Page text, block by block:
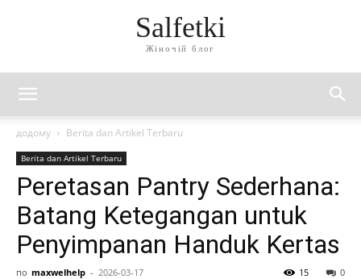
Salfetki
Жіночій блог
додому Berita dan Artikel Terbaru
Berita dan Artikel Terbaru
Peretasan Pantry Sederhana:
Batang Ketegangan untuk
Penyimpanan Handuk Kertas
по maxwelhelp - 2026-03-17 0
15